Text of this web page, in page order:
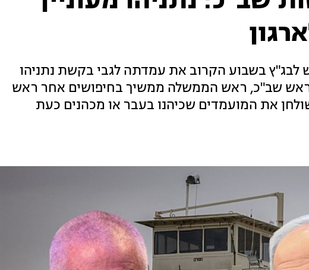
לבג"ץ בשבוע הקרוב את עמדתה לגבי בקשת נתניהו
ראש שב"כ, ראש הממשלה ממשיך בחיפושים אחר ראש
את המועמדים שכיהנו בעבר או מכהנים כעת